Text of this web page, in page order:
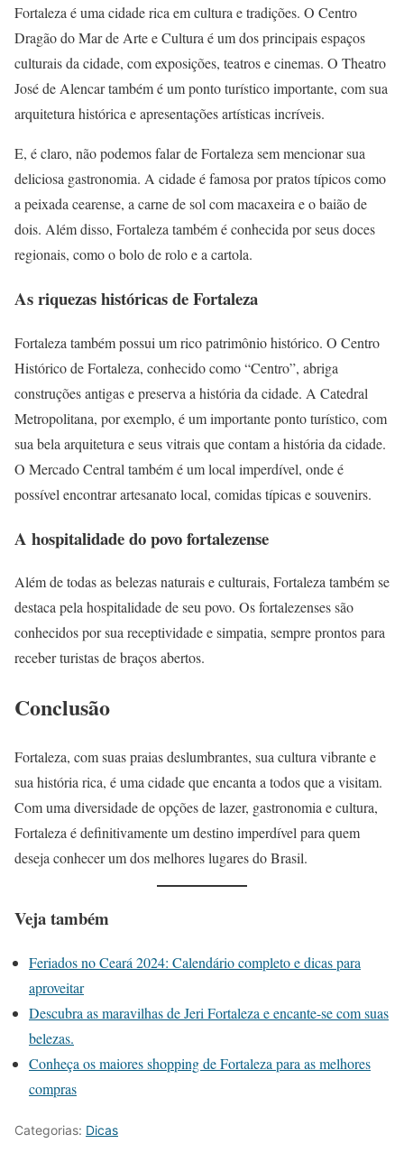
Fortaleza é uma cidade rica em cultura e tradições. O Centro
Dragão do Mar de Arte e Cultura é um dos principais espaços
culturais da cidade, com exposições, teatros e cinemas. O Theatro
José de Alencar também é um ponto turístico importante, com sua
arquitetura histórica e apresentações artísticas incríveis.
E, é claro, não podemos falar de Fortaleza sem mencionar sua
deliciosa gastronomia. A cidade é famosa por pratos típicos como
a peixada cearense, a carne de sol com macaxeira e o baião de
dois. Além disso, Fortaleza também é conhecida por seus doces
regionais, como o bolo de rolo e a cartola.
As riquezas históricas de Fortaleza
Fortaleza também possui um rico patrimônio histórico. O Centro
Histórico de Fortaleza, conhecido como “Centro”, abriga
construções antigas e preserva a história da cidade. A Catedral
Metropolitana, por exemplo, é um importante ponto turístico, com
sua bela arquitetura e seus vitrais que contam a história da cidade.
O Mercado Central também é um local imperdível, onde é
possível encontrar artesanato local, comidas típicas e souvenirs.
A hospitalidade do povo fortalezense
Além de todas as belezas naturais e culturais, Fortaleza também se
destaca pela hospitalidade de seu povo. Os fortalezenses são
conhecidos por sua receptividade e simpatia, sempre prontos para
receber turistas de braços abertos.
Conclusão
Fortaleza, com suas praias deslumbrantes, sua cultura vibrante e
sua história rica, é uma cidade que encanta a todos que a visitam.
Com uma diversidade de opções de lazer, gastronomia e cultura,
Fortaleza é definitivamente um destino imperdível para quem
deseja conhecer um dos melhores lugares do Brasil.
Veja também
Feriados no Ceará 2024: Calendário completo e dicas para
aproveitar
Descubra as maravilhas de Jeri Fortaleza e encante-se com suas
belezas.
Conheça os maiores shopping de Fortaleza para as melhores
compras
Categorias: Dicas